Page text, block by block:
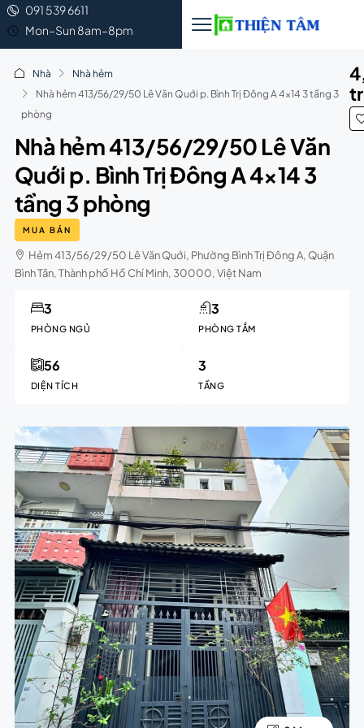
091 539 6611
Mon–Sun 8am–8pm
Nhà
Nhà hẻm
Nhà hẻm 413/56/29/50 Lê Văn Quới p. Bình Trị Đông A 4×14 3 tầng 3
phòng
Nhà hẻm 413/56/29/50 Lê Văn
Quới p. Bình Trị Đông A 4×14 3
tầng 3 phòng
MUA BÁN
Hẻm 413/56/29/50 Lê Văn Quới, Phường Bình Trị Đông A, Quận
Bình Tân, Thành phố Hồ Chí Minh, 30000, Việt Nam
PHÒNG NGỦ
3
PHÒNG TẮM
3
DIỆN TÍCH
56
TẦNG
3